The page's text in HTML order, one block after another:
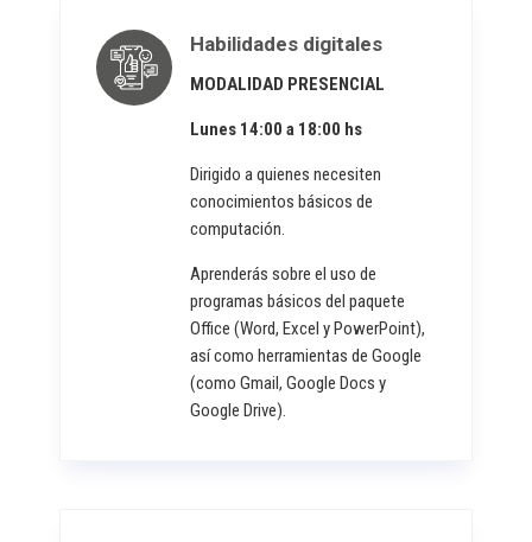
Habilidades digitales
MODALIDAD PRESENCIAL
Lunes 14:00 a 18:00 hs
Dirigido a quienes necesiten
conocimientos básicos de
computación.
Aprenderás sobre el uso de
programas básicos del paquete
Office (Word, Excel y PowerPoint),
así como herramientas de Google
(como Gmail, Google Docs y
Google Drive).